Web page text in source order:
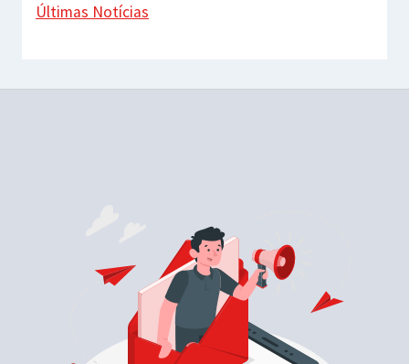
Últimas Notícias